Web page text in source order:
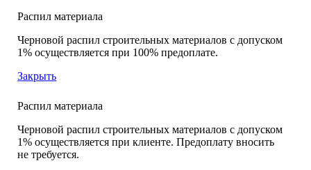
Распил материала
Черновой распил строительных материалов с допуском
1% осуществляется при 100% предоплате.
Закрыть
Распил материала
Черновой распил строительных материалов с допуском
1% осуществляется при клиенте. Предоплату вносить
не требуется.